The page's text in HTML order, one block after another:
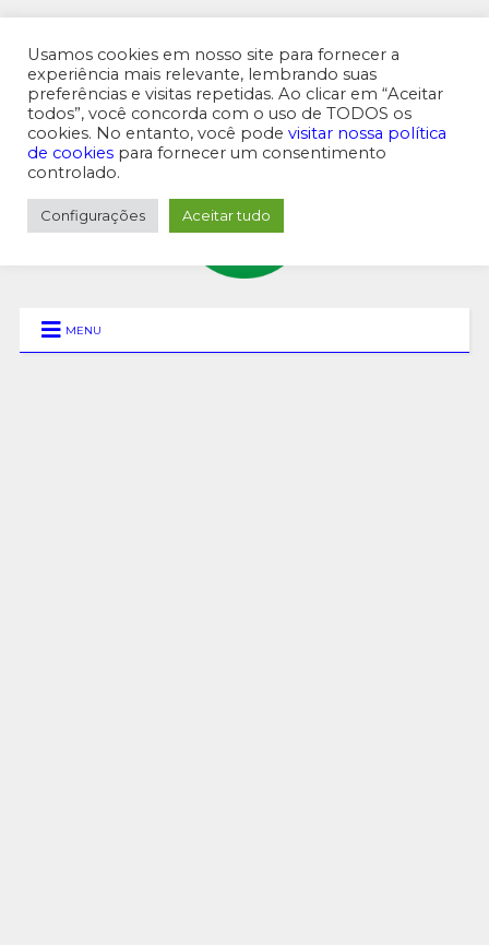
MENU SUPERIOR
MENU
Usamos cookies em nosso site para fornecer a
experiência mais relevante, lembrando suas
preferências e visitas repetidas. Ao clicar em “Aceitar
todos”, você concorda com o uso de TODOS os
cookies. No entanto, você pode visitar nossa política
de cookies para fornecer um consentimento
controlado.
Configurações Aceitar tudo